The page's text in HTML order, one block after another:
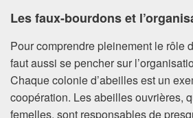
Les faux-bourdons et
Pour comprendre pleinement le rôle
faut aussi se pencher sur
Chaque colonie d’abeilles est un
coopération. Les abeilles ouvrières,
femelles, sont responsables de